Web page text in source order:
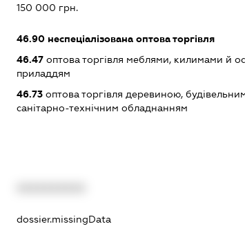
150 000 грн.
46.90неспеціалізована оптова торгівля
46.47оптова торгівля меблями, килимами й
приладдям
46.73оптова торгівля деревиною,
санітарно-технічним обладнанням
dossier.missingData